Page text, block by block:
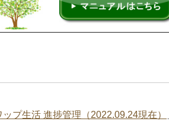
ップ生活 進捗管理（2022.09.24現在）